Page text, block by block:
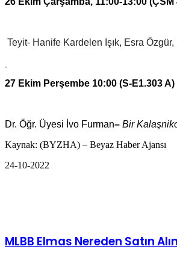
Teyit- Hanife Kardelen Işık, Esra
27 Ekim Perşembe 10:00 (S-E1.303 A)
Dr. Öğr. Üyesi İvo Furman– Bir
Kaynak: (BYZHA) – Beyaz Haber Ajansı
24-10-2022
MLBB Elmas Nereden Satın